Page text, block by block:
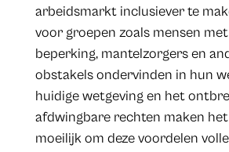
arbeidsmarkt inclusiever te
voor groepen zoals mensen
beperking, mantelzorgers en
obstakels ondervinden in hun
huidige wetgeving en het
afdwingbare rechten maken
moeilijk om deze voordelen